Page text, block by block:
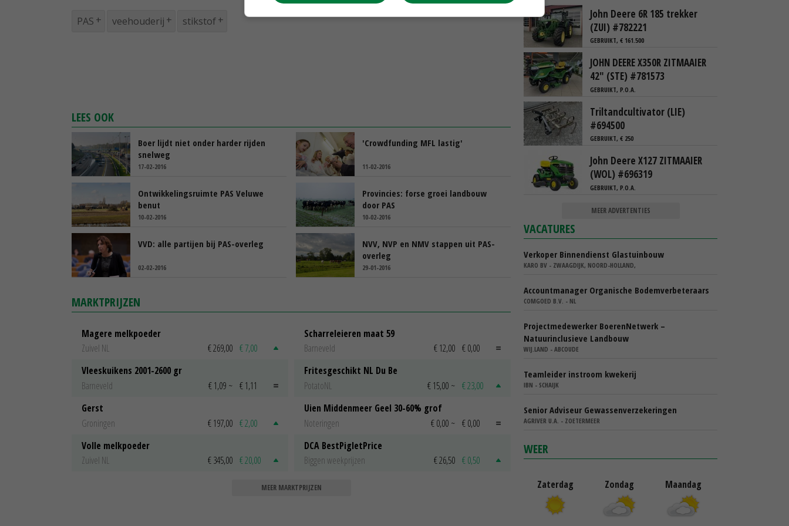
PAS veehouderij stikstof
LEES OOK
Boer lijdt niet onder harder rijden
snelweg
17-02-2016
'Crowdfunding MFL lastig'
11-02-2016
Ontwikkelingsruimte PAS Veluwe
benut
10-02-2016
Provincies: forse groei landbouw
door PAS
10-02-2016
VVD: alle partijen bij PAS-overleg
02-02-2016
NVV, NVP en NMV stappen uit PAS-
overleg
29-01-2016
MARKTPRIJZEN
Magere melkpoeder
Zuivel NL
€ 269,00 € 7,00
Vleeskuikens 2001-2600 gr
Barneveld
€ 1,09 ~ € 1,11
Gerst
Groningen
€ 197,00 € 2,00
Volle melkpoeder
Zuivel NL
€ 345,00 € 20,00
Scharreleieren maat 59
Barneveld
€ 12,00 € 0,00
Fritesgeschikt NL Du Be
PotatoNL
€ 15,00 ~ € 23,00
Uien Middenmeer Geel 30-60% grof
Noteringen
€ 0,00 ~ € 0,00
DCA BestPigletPrice
Biggen weekprijzen
€ 26,50 € 0,50
MEER MARKTPRIJZEN
John Deere 6R 185 trekker
(ZUI) #782221
GEBRUIKT, € 161.500
JOHN DEERE X350R ZITMAAIER
42" (STE) #781573
GEBRUIKT, P.O.A.
Triltandcultivator (LIE)
#694500
GEBRUIKT, € 250
John Deere X127 ZITMAAIER
(WOL) #696319
GEBRUIKT, P.O.A.
MEER ADVERTENTIES
VACATURES
Verkoper Binnendienst Glastuinbouw
KARO BV - ZWAAGDIJK, NOORD-HOLLAND,
Accountmanager Organische Bodemverbeteraars
COMGOED B.V. - NL
Projectmedewerker BoerenNetwerk –
Natuurinclusieve Landbouw
WIJ.LAND - ABCOUDE
Teamleider instroom kwekerij
IBN - SCHAIJK
Senior Adviseur Gewassenverzekeringen
AGRIVER U.A. - ZOETERMEER
WEER
Zaterdag Zondag Maandag